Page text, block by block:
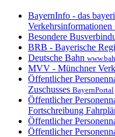
BayernInfo - das
Verkehrsinformationen
Besondere
BRB - Bayerische
Deutsche Bahn
MVV - Münchner
Öffentlicher
Zuschusses BayernPortal
Öffentlicher
Fortschreibung
Öffentlicher
Öffentlicher